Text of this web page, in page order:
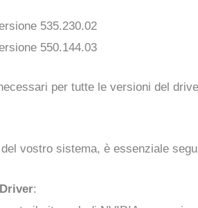
535.230.02
550.144.03
per tutte le versioni del
vostro sistema, è essenziale
: